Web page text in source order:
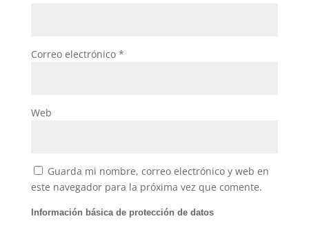
Correo electrónico *
Web
Guarda mi nombre, correo electrónico y web en
este navegador para la próxima vez que comente.
Información básica de protección de datos